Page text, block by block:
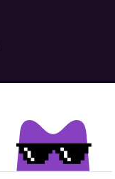
Neem contact met ons op